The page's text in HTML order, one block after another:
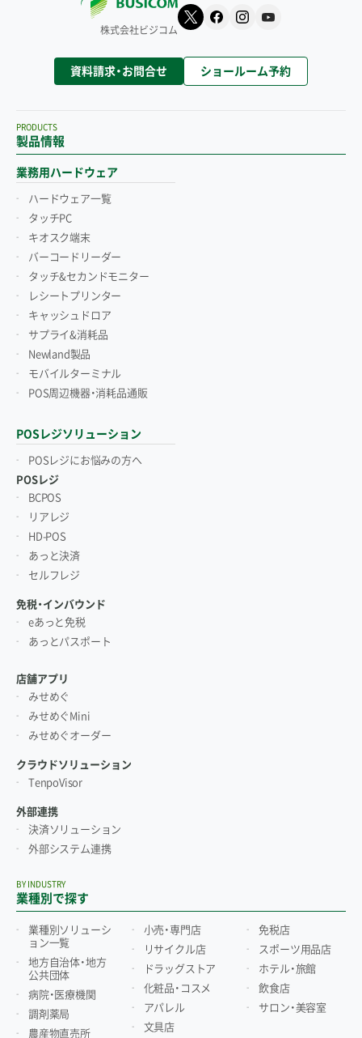
株式会社ビジコム
資料請求・お問合せ ショールーム予約
製品情報
PRODUCTS
業務用ハードウェア
ハードウェア一覧
タッチPC
キオスク端末
バーコードリーダー
タッチ&セカンドモニター
レシートプリンター
キャッシュドロア
サプライ&消耗品
Newland製品
モバイルターミナル
POS周辺機器・消耗品通販
POSレジソリューション
POSレジにお悩みの方へ
POSレジ
BCPOS
リアレジ
HD-POS
あっと決済
セルフレジ
免税・インバウンド
eあっと免税
あっとパスポート
店舗アプリ
みせめぐ
みせめぐMini
みせめぐオーダー
クラウドソリューション
TenpoVisor
外部連携
決済ソリューション
外部システム連携
業種別で探す
BY INDUSTRY
業種別ソリューシ
ョン一覧
地方自治体・地方
公共団体
病院・医療機関
調剤薬局
農産物直売所
小売・専門店
リサイクル店
ドラッグストア
化粧品・コスメ
アパレル
文具店
免税店
スポーツ用品店
ホテル・旅館
飲食店
サロン・美容室